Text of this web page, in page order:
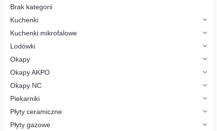
o
u
t
ó
w
Brak kategorii
Kuchenki
Kuchenki mikrofalowe
Lodówki
Okapy
Okapy AKPO
Okapy NC
Piekarniki
Płyty ceramiczne
Płyty gazowe